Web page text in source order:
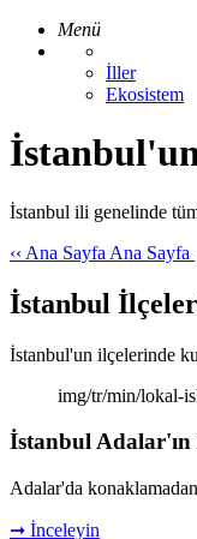
Menü
İller
Ekosistem
İstanbul ili genelinde
‹‹ Ana Sayfa Ana Sayfa
İstanbul
İstanbul'un ilçelerinde
img/tr/min/lokal-
İstanbul Adalar'ın
Adalar'da
➞ İnceleyin